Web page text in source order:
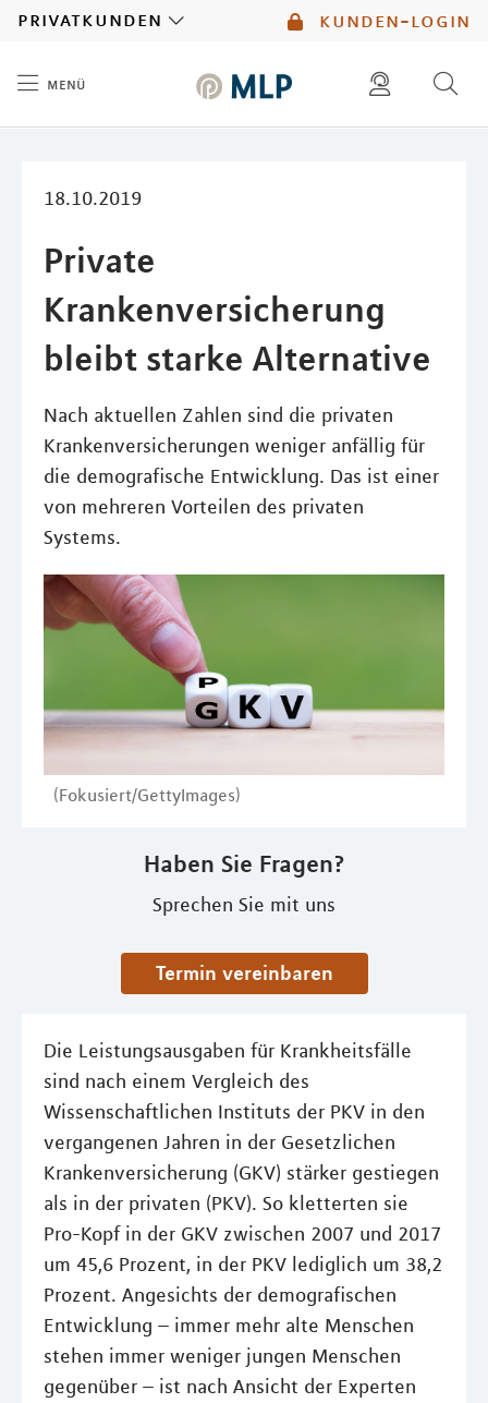
kunden-login
privatkunden
menü
18.10.2019
Private
Krankenversicherung
bleibt starke Alternative
Nach aktuellen Zahlen sind die privaten
Krankenversicherungen weniger anfällig für
die demografische Entwicklung. Das ist einer
von mehreren Vorteilen des privaten
Systems.
(Fokusiert/GettyImages)
Haben Sie Fragen?
Sprechen Sie mit uns
Termin vereinbaren
Die Leistungsausgaben für Krankheitsfälle
sind nach einem Vergleich des
Wissenschaftlichen Instituts der PKV in den
vergangenen Jahren in der Gesetzlichen
Krankenversicherung (GKV) stärker gestiegen
als in der privaten (PKV). So kletterten sie
Pro-Kopf in der GKV zwischen 2007 und 2017
um 45,6 Prozent, in der PKV lediglich um 38,2
Prozent. Angesichts der demografischen
Entwicklung – immer mehr alte Menschen
stehen immer weniger jungen Menschen
gegenüber – ist nach Ansicht der Experten